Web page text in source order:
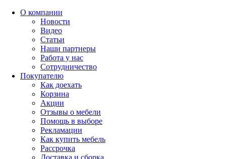
О компании
Новости
Видео
Статьи
Наши партнеры
Работа у нас
Сотрудничество
Покупателю
Как доехать
Корзина
Акции
Отзывы о мебели
Помощь в выборе
Рекламации
Как купить мебель
Рассрочка
Доставка и сборка